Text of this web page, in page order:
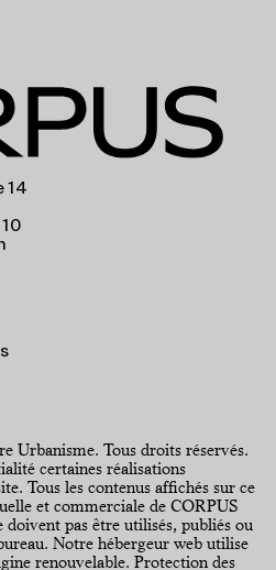
14
Urbanisme. Tous droits réservés.
certaines réalisations
Tous les contenus affichés sur ce
et commerciale de CORPUS
pas être utilisés, publiés ou
Notre hébergeur web utilise
renouvelable. Protection des